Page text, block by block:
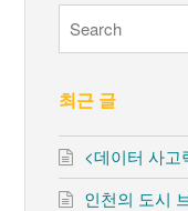
최근 글
<데이터 사고
인천의 도시